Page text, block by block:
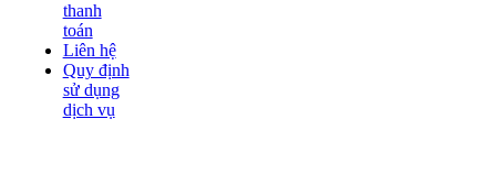
thanh
toán
Liên hệ
Quy định
sử dụng
dịch vụ